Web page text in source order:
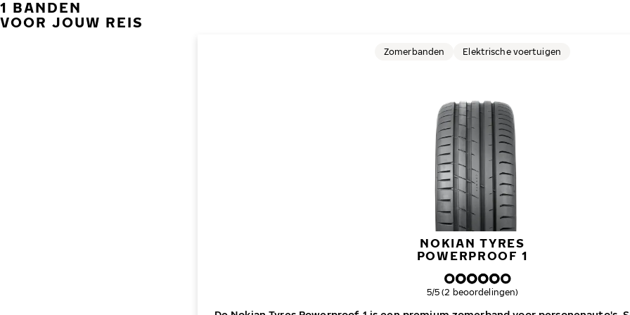
1 BANDEN
VOOR JOUW REIS
NOKIAN TYRES
POWERPROOF 1
Zomerbanden Elektrische voertuigen
Algemene beoordeling
5/5 (2 beoordelingen)